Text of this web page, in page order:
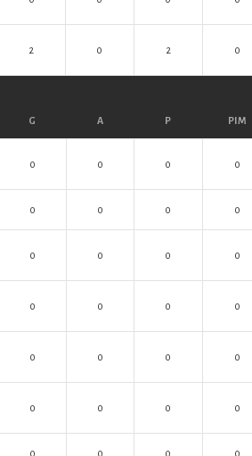
2 0 2 0
G A P PIM
0 0 0 0
0 0 0 0
0 0 0 0
0 0 0 0
0 0 0 0
0 0 0 0
0 0 0 0